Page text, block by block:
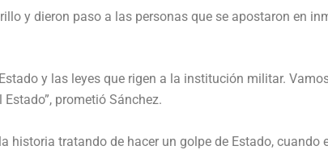
y dieron paso a las personas que se apostaron en
y las leyes que rigen a la institución militar.
prometió Sánchez.
historia tratando de hacer un golpe de Estado,